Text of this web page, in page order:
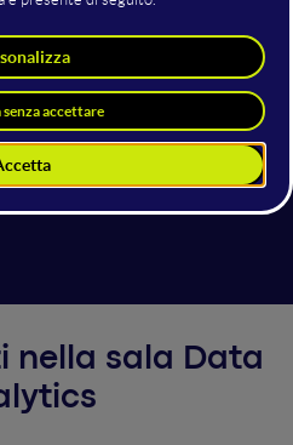
veloce, accurata e
ti mostrerò come
Data Analytics con le
artificiale per ottenere
i team all’azione. Con
reali, vedremo come
efficaci e azionabili,
nella sala Data